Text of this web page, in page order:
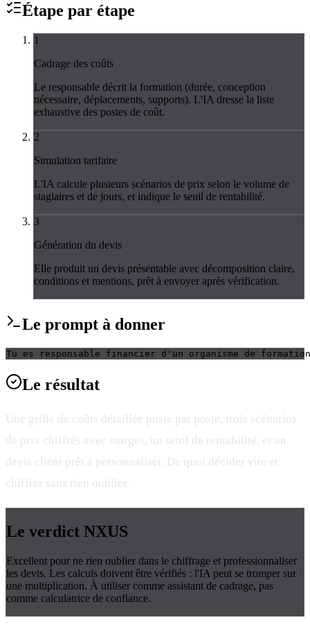
Étape par étape
1
Cadrage des coûts
Le responsable décrit la formation (durée, conception
nécessaire, déplacements, supports). L'IA dresse la liste
exhaustive des postes de coût.
2
Simulation tarifaire
L'IA calcule plusieurs scénarios de prix selon le volume de
stagiaires et de jours, et indique le seuil de rentabilité.
3
Génération du devis
Elle produit un devis présentable avec décomposition claire,
conditions et mentions, prêt à envoyer après vérification.
Le prompt à donner
Tu es responsable financier d'un organisme de
Le résultat
Une grille de coûts détaillée poste par poste, trois scénarios
de prix chiffrés avec marges, un seuil de rentabilité, et un
devis client prêt à personnaliser. De quoi décider vite et
chiffrer sans rien oublier.
Le verdict NXUS
Excellent pour ne rien oublier dans le chiffrage et professionnaliser
les devis. Les calculs doivent être vérifiés : l'IA peut se tromper sur
une multiplication. À utiliser comme assistant de cadrage, pas
comme calculatrice de confiance.